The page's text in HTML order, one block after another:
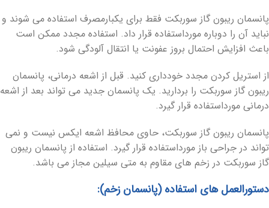
پانسمان ریبون گاز سوربکت فقط برای یکبارمصرف استفاده می شوند و
نباید آن را دوباره مورداستفاده قرار داد. استفاده مجدد ممکن است
باعث افزایش احتمال بروز عفونت یا انتقال آلودگی شود.
از استریل کردن مجدد خودداری کنید. قبل از اشعه درمانی، پانسمان
ریبون گاز سوربکت را بردارید. یک پانسمان جدید می تواند بعد از اشعه
درمانی مورداستفاده قرار گیرد.
پانسمان ریبون گاز سوربکت، حاوی محافظ اشعه ایکس نیست و نمی
تواند در جراحی باز مورداستفاده قرار گیرد. استفاده از پانسمان ریبون
گاز سوربکت در زخم های مقاوم به متی سیلین مجاز می باشد.
دستورالعمل های استفاده (پانسمان زخم):